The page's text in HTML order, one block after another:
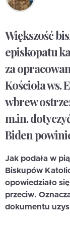
Większość
episkopatu
za
Kościoła
wbrew
m.in.
Biden
Jak podała w
Biskupów
opowiedziało
przeciw.
dokumentu